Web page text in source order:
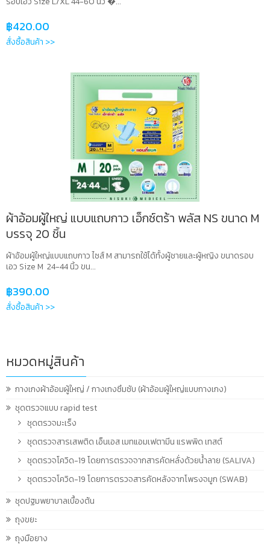
฿420.00
สั่งซื้อสินค้า >>
ผ้าอ้อมผู้ใหญ่ แบบแถบกาว เอ็กซ์ตร้า พลัส NS ขนาด M
บรรจุ 20 ชิ้น
ผ้าอ้อมผู้ใหญ่แบบแถบกาว ไซส์ M สามารถใช้ได้ทั้งผู้ชายและผู้หญิง ขนาดรอบ
เอว Size M 24-44 นิ้ว ขน...
฿390.00
สั่งซื้อสินค้า >>
หมวดหมู่สินค้า
กางเกงผ้าอ้อมผู้ใหญ่ / กางเกงซึมซับ (ผ้าอ้อมผู้ใหญ่แบบกางเกง)
ชุดตรวจแบบ rapid test
ชุดตรวจมะเร็ง
ชุดตรวจสารเสพติด เอ็นเอส เมทแอมเฟตามีน แรพพิด เทสต์
ชุดตรวจโควิด-19 โดยการตรวจจากสารคัดหลั่งด้วยน้ำลาย (SALIVA)
ชุดตรวจโควิด-19 โดยการตรวจสารคัดหลังจากโพรงจมูก (SWAB)
ชุดปฐมพยาบาลเบื้องต้น
ถุงขยะ
ถุงมือยาง